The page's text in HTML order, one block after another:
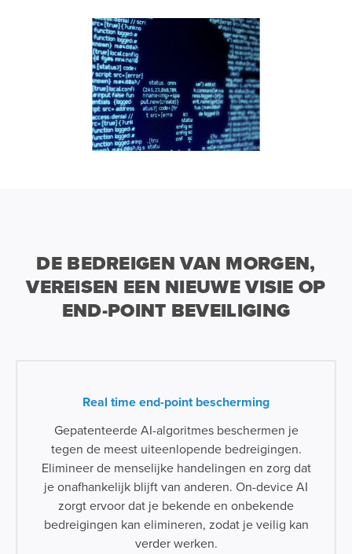
DE BEDREIGEN VAN MORGEN,
VEREISEN EEN NIEUWE VISIE OP
END-POINT BEVEILIGING
Real time end-point bescherming
Gepatenteerde AI-algoritmes beschermen je
tegen de meest uiteenlopende bedreigingen.
Elimineer de menselijke handelingen en zorg dat
je onafhankelijk blijft van anderen. On-device AI
zorgt ervoor dat je bekende en onbekende
bedreigingen kan elimineren, zodat je veilig kan
verder werken.